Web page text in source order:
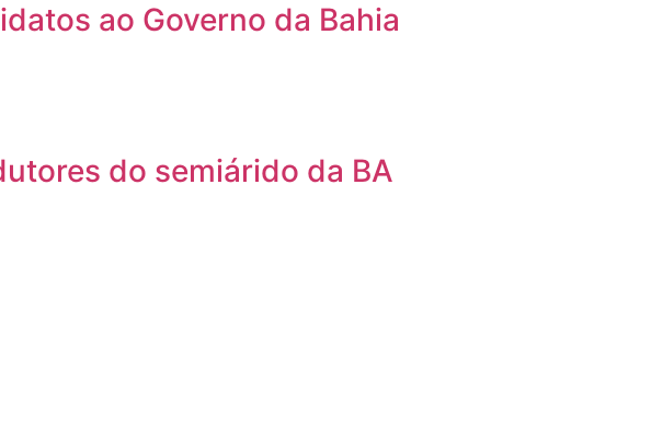
ao Governo da Bahia
do semiárido da BA